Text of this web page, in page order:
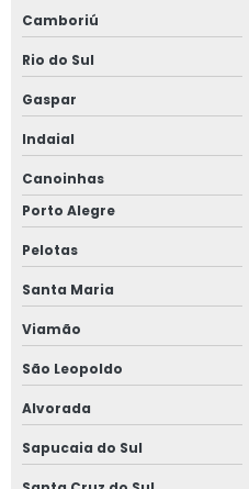
Camboriú
Rio do Sul
Gaspar
Indaial
Canoinhas
Porto Alegre
Pelotas
Santa Maria
Viamão
São Leopoldo
Alvorada
Sapucaia do Sul